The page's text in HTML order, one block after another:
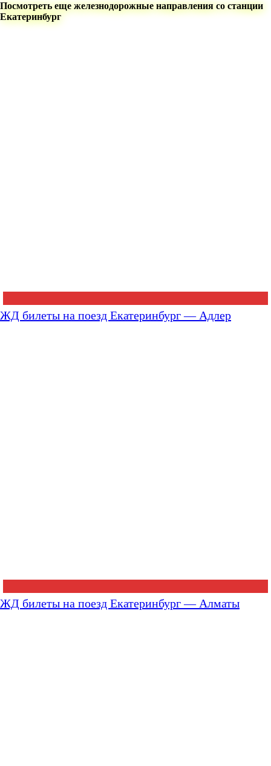
Посмотреть еще железнодорожные направления со станции
Екатеринбург
ЖД билеты на поезд Екатеринбург — Адлер
ЖД билеты на поезд Екатеринбург — Алматы